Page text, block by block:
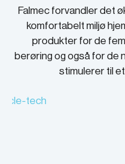
Falmec forvandler det
komfortabelt miljø
produkter for de fem
berøring og også for de
stimulerer til